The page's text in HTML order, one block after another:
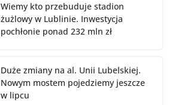
Wiemy kto przebuduje stadion
żużlowy w Lublinie. Inwestycja
pochłonie ponad 232 mln zł
Duże zmiany na al. Unii Lubelskiej.
Nowym mostem pojedziemy jeszcze
w lipcu